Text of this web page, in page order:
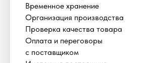
Временное хранение
Организация производства
Проверка качества товара
Оплата и переговоры
с поставщиком